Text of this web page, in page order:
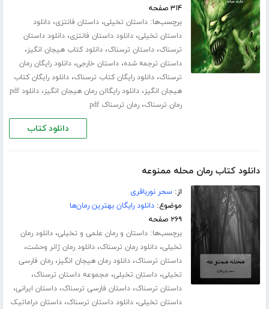
۳۱۴ صفحه
برچسب‌ها:داستان تخیلی،داستان فانتزی،دانلود
داستان تخیلی،دانلود داستان فانتزی،دانلود داستان
ترسناک،داستان ترسناک،دانلود کتاب هیجان انگیز،
داستان ترجمه شده،داستان خارجی،دانلود رایگان رمان
ترسناک،دانلود رایگان کتاب ترسناک،دانلود رایگان کتاب
هیجان انگیز،دانلود رایگالن رمان هیجان انگیز،
دانلود pdf
رمان ترسناک،رمان ترسناک pdf
دانلود کتاب
دانلود کتاب رمان محله ممنوعه
از:سحر نورباقری
موضوع:دانلود رایگان بهترین رمان‌ها
۲۶۹ صفحه
برچسب‌ها:داستان و رمان علمی و تخیلی،دانلود رمان
تخیلی،دانلود رمان ترسناک،دانلود رمان ژانر وحشت،
داستان ترسناک،دانلود رمان هیجان انگیز،رمان فارسی
تخیلی،داستان تخیلی، مجموعه داستان ترسناک،
داستان ترسناک،داستان فارسی ترسناک،داستان ایرانی،
داستان تخیلی،دانلود داستان ترسناک،داستان دراماتیک